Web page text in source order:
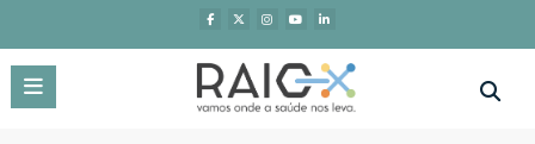
o
conteúdo